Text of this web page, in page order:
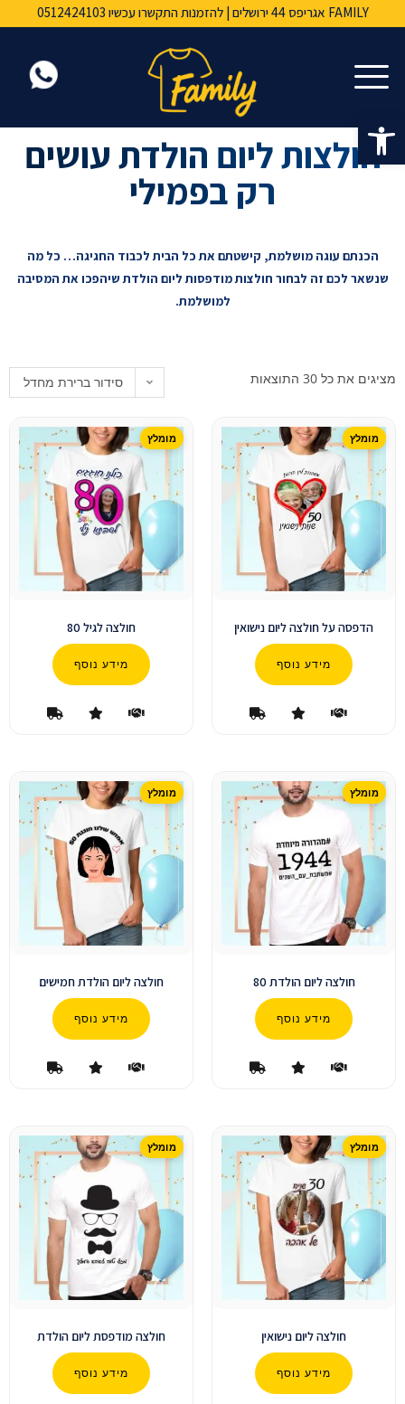
פתח סרגל נגישות
הדפסה על חולצות מהיום להיום | משלוחים לכל הארץ ⛟FAMILY אגריפס 44 ירושלים | להזמנות התקשרו עכשיו 0512424103 הדפסות איכותית במיוחד | שירות מכל הלב ♥︎
הדפסה על חולצות מהיום להיום | משלוחים לכל הארץ ⛟FAMILY אגריפס 44 ירושלים | להזמנות התקשרו עכשיו 0512424103 הדפסות איכותית במיוחד | שירות מכל הלב ♥︎
הדפסה על חולצות מהיום להיום | משלוחים לכל הארץ ⛟FAMILY אגריפס 44 ירושלים | להזמנות התקשרו עכשיו 0512424103 הדפסות איכותית במיוחד | שירות מכל הלב ♥︎
חולצות ליום הולדת עושים
רק בפמילי
הכנתם עוגה מושלמת, קישטתם את כל הבית לכבוד החגיגה… כל מה
שנשאר לכם זה לבחור חולצות מודפסות ליום הולדת שיהפכו את המסיבה
למושלמת.
מציגים את כל ⁦30⁩ התוצאות סידור ברירת מחדל
הדפסה על חולצה ליום נישואין
מידע נוסף
חולצה לגיל 80
מידע נוסף
חולצה ליום הולדת 80
מידע נוסף
חולצה ליום הולדת חמישים
מידע נוסף
חולצה ליום נישואין
מידע נוסף
חולצה מודפסת ליום הולדת
מידע נוסף